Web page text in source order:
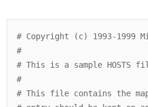
# Copyright (c) 1993-1999
#
# This is a sample HOSTS
#
# This file contains the